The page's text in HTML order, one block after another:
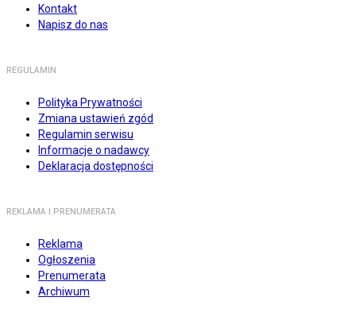
Kontakt
Napisz do nas
REGULAMIN
Polityka Prywatności
Zmiana ustawień zgód
Regulamin serwisu
Informacje o nadawcy
Deklaracja dostępności
REKLAMA I PRENUMERATA
Reklama
Ogłoszenia
Prenumerata
Archiwum